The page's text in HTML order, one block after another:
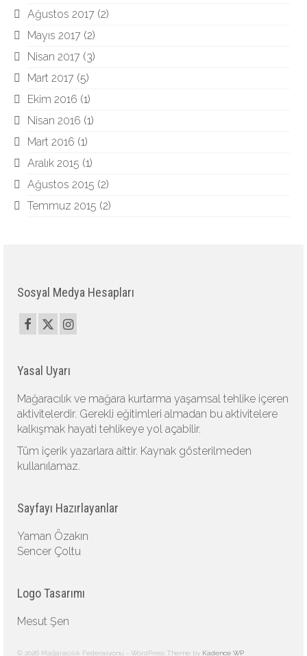
Ağustos 2017 (2)
Mayıs 2017 (2)
Nisan 2017 (3)
Mart 2017 (5)
Ekim 2016 (1)
Nisan 2016 (1)
Mart 2016 (1)
Aralık 2015 (1)
Ağustos 2015 (2)
Temmuz 2015 (2)
Sosyal Medya Hesapları
Yasal Uyarı
Mağaracılık ve mağara kurtarma yaşamsal tehlike içeren
aktivitelerdir. Gerekli eğitimleri almadan bu aktivitelere
kalkışmak hayati tehlikeye yol açabilir.
Tüm içerik yazarlara aittir. Kaynak gösterilmeden
kullanılamaz.
Sayfayı Hazırlayanlar
Yaman Özakın
Sencer Çoltu
Logo Tasarımı
Mesut Şen
© 2026 Mağaracılık Federasyonu - WordPress Theme by Kadence WP